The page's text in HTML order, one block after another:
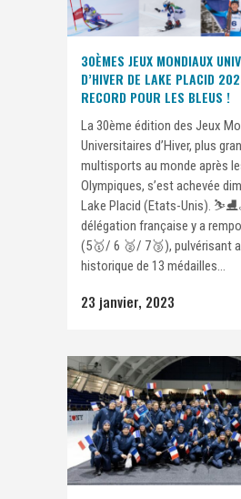
30ÈMES JEUX MONDIAUX
D’HIVER DE LAKE PLACID
RECORD POUR LES BLEUS !
La 30ème édition des Jeux
Universitaires d’Hiver, plus
multisports au monde après
Olympiques, s’est achevée
Lake Placid (Etats-Unis).
délégation française y a
(5🥇/ 6 🥈/ 7🥉), pulvérisant
historique de 13 médailles...
23 janvier, 2023